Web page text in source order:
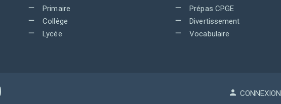
Primaire
Collège
Lycée
Prépas CPGE
Divertissement
Vocabulaire
CONNEXION